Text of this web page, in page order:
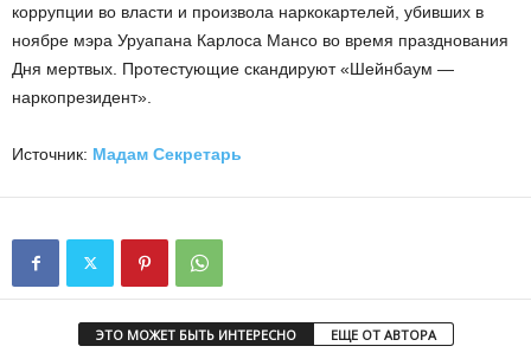
коррупции во власти и произвола наркокартелей, убивших в
ноябре мэра Уруапана Карлоса Мансо во время празднования
Дня мертвых. Протестующие скандируют «Шейнбаум —
наркопрезидент».
Источник: Мадам Секретарь
ЭТО МОЖЕТ БЫТЬ ИНТЕРЕСНО ЕЩЕ ОТ АВТОРА